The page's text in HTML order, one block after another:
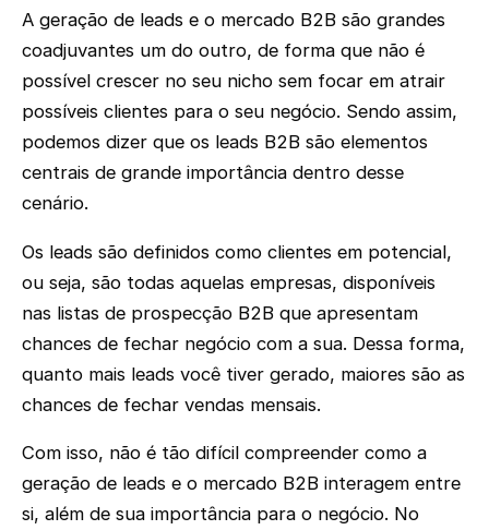
A geração de leads e o mercado B2B são grandes
coadjuvantes um do outro, de forma que não é
possível crescer no seu nicho sem focar em atrair
possíveis clientes para o seu negócio. Sendo assim,
podemos dizer que os leads B2B são elementos
centrais de grande importância dentro desse
cenário.
Os leads são definidos como clientes em potencial,
ou seja, são todas aquelas empresas, disponíveis
nas listas de prospecção B2B que apresentam
chances de fechar negócio com a sua. Dessa forma,
quanto mais leads você tiver gerado, maiores são as
chances de fechar vendas mensais.
Com isso, não é tão difícil compreender como a
geração de leads e o mercado B2B interagem entre
si, além de sua importância para o negócio. No